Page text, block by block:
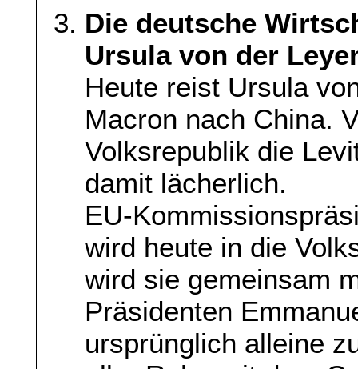
Die deutsche
Ursula von der
Heute reist Ursula
Macron nach China.
Volksrepublik die
damit lächerlich.
EU-
wird heute in die
wird sie gemeinsam
Präsidenten
ursprünglich alleine